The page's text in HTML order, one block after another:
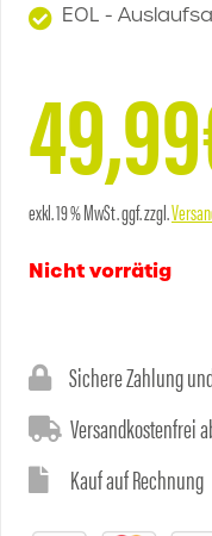
EOL -
49,99
exkl. 19 % MwSt.ggf. zzgl.
Nicht vorrätig
Sichere Zahlung
Versandkostenfrei
Kauf auf Rechnung